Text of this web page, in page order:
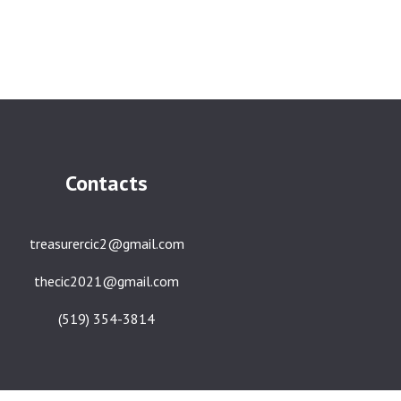
Contacts
treasurercic2@gmail.com
thecic2021@gmail.com
(519) 354-3814